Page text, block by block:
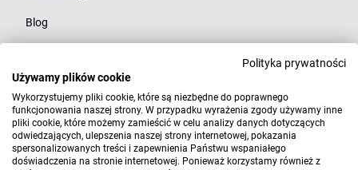
Blog
Młodzież
Styl
Marki
Polityka prywatności
Używamy plików cookie
Wykorzystujemy pliki cookie, które są niezbędne do poprawnego
funkcjonowania naszej strony. W przypadku wyrażenia zgody używamy inne
pliki cookie, które możemy zamieścić w celu analizy danych dotyczących
odwiedzających, ulepszenia naszej strony internetowej, pokazania
spersonalizowanych treści i zapewnienia Państwu wspaniałego
doświadczenia na stronie internetowej. Ponieważ korzystamy również z